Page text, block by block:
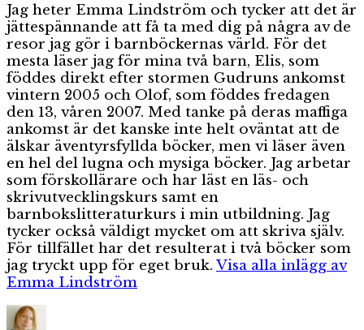
Jag heter Emma Lindström och tycker att det är
jättespännande att få ta med dig på några av de
resor jag gör i barnböckernas värld. För det
mesta läser jag för mina två barn, Elis, som
föddes direkt efter stormen Gudruns ankomst
vintern 2005 och Olof, som föddes fredagen
den 13, våren 2007. Med tanke på deras maffiga
ankomst är det kanske inte helt oväntat att de
älskar äventyrsfyllda böcker, men vi läser även
en hel del lugna och mysiga böcker. Jag arbetar
som förskollärare och har läst en läs- och
skrivutvecklingskurs samt en
barnbokslitteraturkurs i min utbildning. Jag
tycker också väldigt mycket om att skriva själv.
För tillfället har det resulterat i två böcker som
jag tryckt upp för eget bruk. Visa alla inlägg av
Emma Lindström